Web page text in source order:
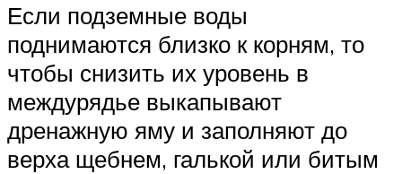
Если подземные воды
поднимаются близко к корням, то
чтобы снизить их уровень в
междурядье выкапывают
дренажную яму и заполняют до
верха щебнем, галькой или битым